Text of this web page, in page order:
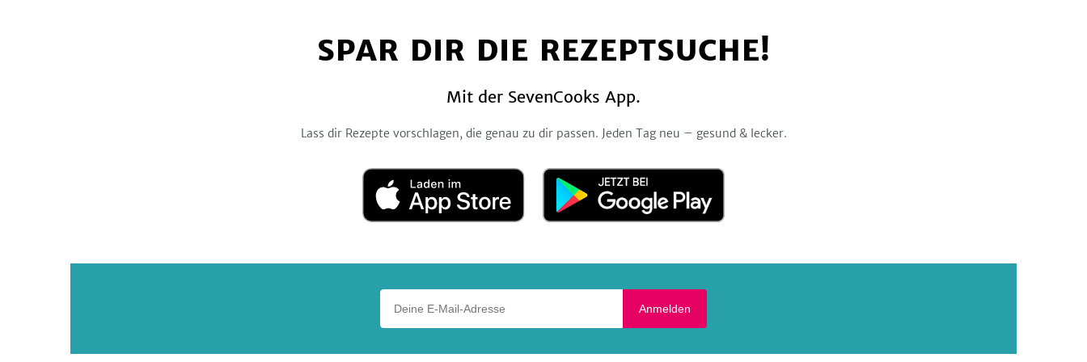
FacebookTwitter
Pinterest InstagramYouTube
SPAR DIR DIE REZEPTSUCHE!
Mit der SevenCooks App.
Lass dir Rezepte vorschlagen, die genau zu dir passen. Jeden Tag neu – gesund & lecker.
Laden
im
App
Jetzt
Google
Anmelden